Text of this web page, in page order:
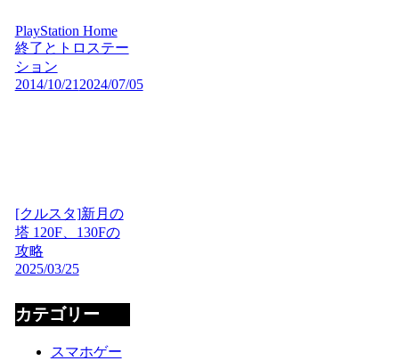
PlayStation Home
終了とトロステー
ション
2014/10/21 2024/07/05
[クルスタ]新月の
塔 120F、130Fの
攻略
2025/03/25
カテゴリー
スマホゲー